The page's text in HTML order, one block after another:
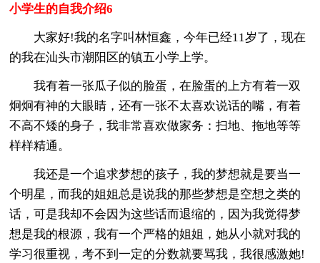
小学生的自我介绍6
大家好!我的名字叫林恒鑫，今年已经11岁了，现在
的我在汕头市潮阳区的镇五小学上学。
我有着一张瓜子似的脸蛋，在脸蛋的上方有着一双
炯炯有神的大眼睛，还有一张不太喜欢说话的嘴，有着
不高不矮的身子，我非常喜欢做家务：扫地、拖地等等
样样精通。
我还是一个追求梦想的孩子，我的梦想就是要当一
个明星，而我的姐姐总是说我的那些梦想是空想之类的
话，可是我却不会因为这些话而退缩的，因为我觉得梦
想是我的根源，我有一个严格的姐姐，她从小就对我的
学习很重视，考不到一定的分数就要骂我，我很感激她!